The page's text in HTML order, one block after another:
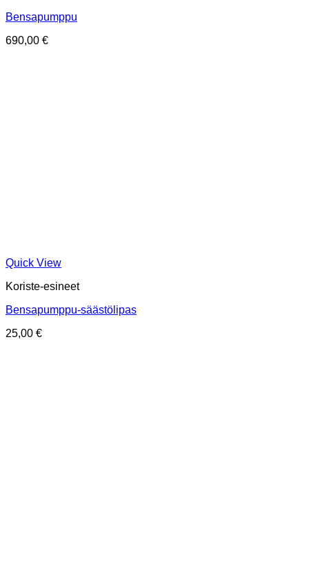
Bensapumppu
690,00 €
Quick View
Koriste-esineet
Bensapumppu-säästölipas
25,00 €